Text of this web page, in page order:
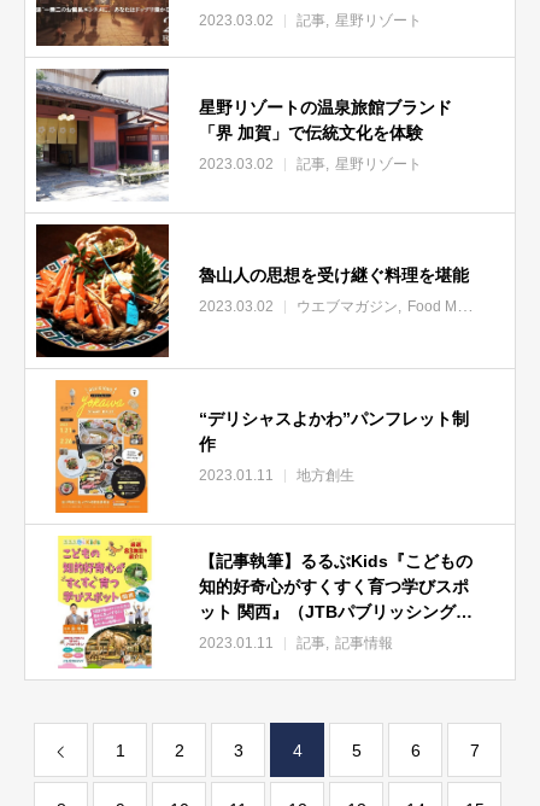
2023.03.02 記事 星野リゾート
星野リゾートの温泉旅館ブランド
「界 加賀」で伝統文化を体験
2023.03.02 記事 星野リゾート
魯山人の思想を受け継ぐ料理を堪能
2023.03.02 ウエブマガジン Food Magazine
“デリシャスよかわ”パンフレット制
作
2023.01.11 地方創生
【記事執筆】るるぶKids『こどもの
知的好奇心がすくすく育つ学びスポ
ット 関西』（JTBパブリッシング）
発売！ 当社が取材記事を担当して
2023.01.11 記事 記事情報
1 2 3 4 5 6 7